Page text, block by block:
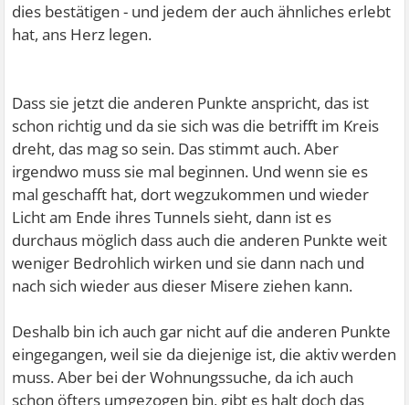
dies bestätigen - und jedem der auch ähnliches erlebt
hat, ans Herz legen.
Dass sie jetzt die anderen Punkte anspricht, das ist
schon richtig und da sie sich was die betrifft im Kreis
dreht, das mag so sein. Das stimmt auch. Aber
irgendwo muss sie mal beginnen. Und wenn sie es
mal geschafft hat, dort wegzukommen und wieder
Licht am Ende ihres Tunnels sieht, dann ist es
durchaus möglich dass auch die anderen Punkte weit
weniger Bedrohlich wirken und sie dann nach und
nach sich wieder aus dieser Misere ziehen kann.
Deshalb bin ich auch gar nicht auf die anderen Punkte
eingegangen, weil sie da diejenige ist, die aktiv werden
muss. Aber bei der Wohnungssuche, da ich auch
schon öfters umgezogen bin, gibt es halt doch das